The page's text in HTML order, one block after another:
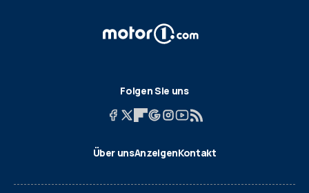
Folgen Sie uns
Über unsAnzeigenKontakt